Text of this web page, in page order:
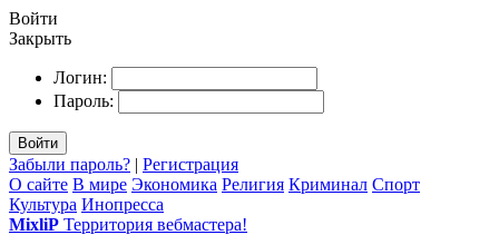
Войти
Закрыть
Логин:
Пароль:
Войти
Забыли пароль? | Регистрация
О сайте В мире Экономика Религия Криминал Спорт
Культура Инопресса
MixliP Территория вебмастера!